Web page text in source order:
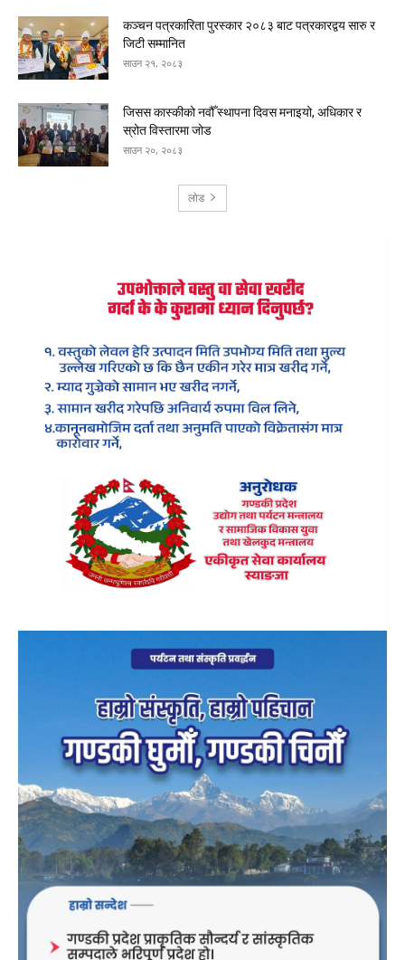
कञ्चन पत्रकारिता पुरस्कार २०८३ बाट पत्रकारद्वय सारु र
जिटी सम्मानित
साउन २१, २०८३
जिसस कास्कीको नवौँ स्थापना दिवस मनाइयो, अधिकार र
स्रोत विस्तारमा जोड
साउन २०, २०८३
लोड